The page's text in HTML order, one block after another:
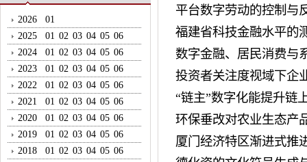
2026
01
2025
01 02 03 04 05 06
2024
01 02 03 04 05 06
2023
01 02 03 04 05 06
2022
01 02 03 04 05 06
2021
01 02 03 04 05 06
2020
01 02 03 04 05 06
2019
01 02 03 04 05 06
2018
01 02 03 04 05 06
平台数字劳动的控制与
福建省科技金融水平的
数字金融、居民消费与
投资者关注度视域下企
“链主”数字化能提升
环保垂改对农业生态产
厦门经济特区渐进式